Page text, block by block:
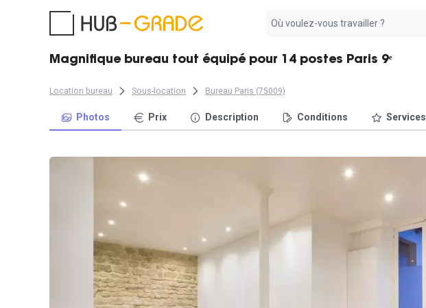
résultat
Magnifique bureau tout équipé pour 14 postes Paris 9ᵉ
Location bureau Sous-location Bureau Paris (75009)
Photos Prix Description Conditions Services